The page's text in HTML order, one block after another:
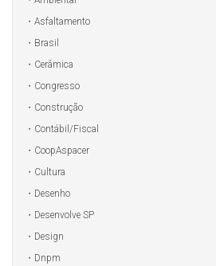
Asfaltamento
Brasil
Cerâmica
Congresso
Construção
Contábil/Fiscal
CoopAspacer
Cultura
Desenho
Desenvolve SP
Design
Dnpm